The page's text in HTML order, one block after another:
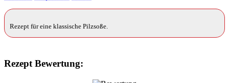
Rezept für eine klassische Pilzsoße.
Rezept Bewertung: